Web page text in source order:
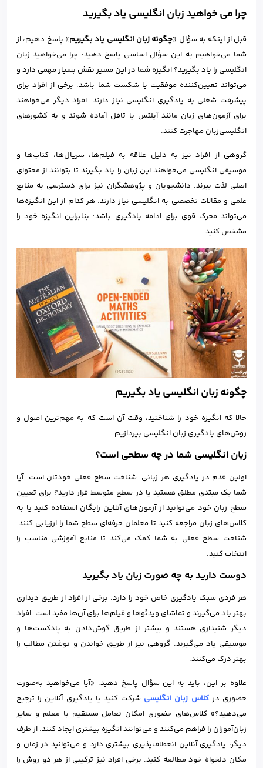
چرا می خواهید زبان انگلیسی یاد بگیرید
قبل از اینکه به سؤال «چگونه زبان انگلیسی یاد بگیریم» پاسخ دهیم، از
شما می‌خواهیم به این سؤال اساسی پاسخ دهید: چرا می‌خواهید زبان
انگلیسی را یاد بگیرید؟ انگیزه شما در این مسیر نقش بسیار مهمی دارد و
می‌تواند تعیین‌کننده موفقیت یا شکست شما باشد. برخی از افراد برای
پیشرفت شغلی به یادگیری انگلیسی نیاز دارند. افراد دیگر می‌خواهند
برای آزمون‌های زبان مانند آیلتس یا تافل آماده شوند و به کشورهای
انگلیسی‌زبان مهاجرت کنند.
گروهی از افراد نیز به دلیل علاقه به فیلم‌ها، سریال‌ها، کتاب‌ها و
موسیقی انگلیسی می‌خواهند این زبان را یاد بگیرند تا بتوانند از محتوای
اصلی لذت ببرند. دانشجویان و پژوهشگران نیز برای دسترسی به منابع
علمی و مقالات تخصصی به انگلیسی نیاز دارند. هر کدام از این انگیزه‌ها
می‌تواند محرک قوی برای ادامه یادگیری باشد؛ بنابراین انگیزه خود را
مشخص کنید.
چگونه زبان انگلیسی یاد بگیریم
حالا که انگیزه خود را شناختید، وقت آن است که به مهم‌ترین اصول و
روش‌های یادگیری زبان انگلیسی بپردازیم.
زبان انگلیسی شما در چه سطحی است؟
اولین قدم در یادگیری هر زبانی، شناخت سطح فعلی خودتان است. آیا
شما یک مبتدی مطلق هستید یا در سطح متوسط قرار دارید؟ برای تعیین
سطح زبان خود می‌توانید از آزمون‌های آنلاین رایگان استفاده کنید یا به
کلاس‌های زبان مراجعه کنید تا معلمان حرفه‌ای سطح شما را ارزیابی کنند.
شناخت سطح فعلی به شما کمک می‌کند تا منابع آموزشی مناسب را
انتخاب کنید.
دوست دارید به چه صورت زبان یاد بگیرید
هر فردی سبک یادگیری خاص خود را دارد. برخی از افراد از طریق دیداری
بهتر یاد می‌گیرند و تماشای ویدئوها و فیلم‌ها برای آن‌ها مفید است. افراد
دیگر شنیداری هستند و بیشتر از طریق گوش‌دادن به پادکست‌ها و
موسیقی یاد می‌گیرند. گروهی نیز از طریق خواندن و نوشتن مطالب را
بهتر درک می‌کنند.
علاوه بر این، باید به این سؤال پاسخ دهید: «آیا می‌خواهید به‌صورت
حضوری درکلاس زبان انگلیسی شرکت کنید یا یادگیری آنلاین را ترجیح
می‌دهید؟» کلاس‌های حضوری امکان تعامل مستقیم با معلم و سایر
زبان‌آموزان را فراهم می‌کنند و می‌توانند انگیزه بیشتری ایجاد کنند. از طرف
دیگر، یادگیری آنلاین انعطاف‌پذیری بیشتری دارد و می‌توانید در زمان و
مکان دلخواه خود مطالعه کنید. برخی افراد نیز ترکیبی از هر دو روش را